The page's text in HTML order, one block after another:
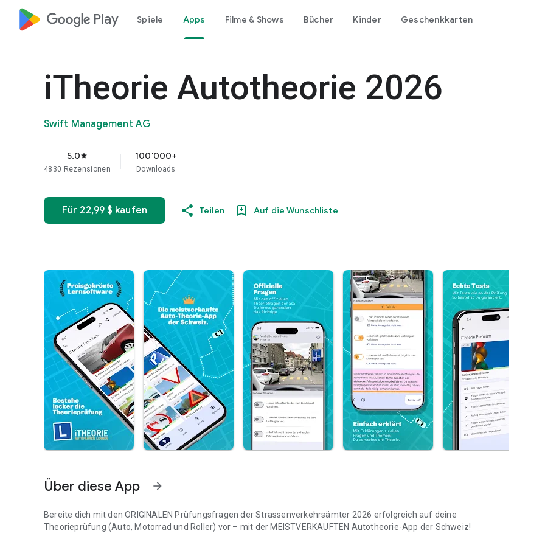
google_logo Play Spiele Apps Filme & Shows Bücher Kinder Geschenkkarten
iTheorie Autotheorie 2026
Swift Management AG
5.0star
4830 Rezensionen
100'000+
Downloads
Für 22,99 $ kaufen Teilen Auf die Wunschliste
Über diese App arrow_forward
Bereite dich mit den ORIGINALEN Prüfungsfragen der Strassenverkehrsämter 2026 erfolgreich auf deine
Theorieprüfung (Auto, Motorrad und Roller) vor – mit der MEISTVERKAUFTEN Autotheorie-App der Schweiz!